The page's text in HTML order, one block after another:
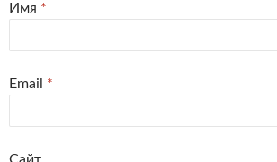
Имя *
Email *